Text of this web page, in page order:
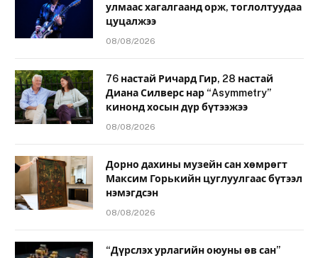
улмаас хагалгаанд орж, тоглолтуудаа
цуцалжээ
08/08/2026
76 настай Ричард Гир, 28 настай
Диана Силверс нар “Asymmetry”
кинонд хосын дүр бүтээжээ
08/08/2026
Дорно дахины музейн сан хөмрөгт
Максим Горькийн цуглуулгаас бүтээл
нэмэгдсэн
08/08/2026
“Дүрслэх урлагийн оюуны өв сан”